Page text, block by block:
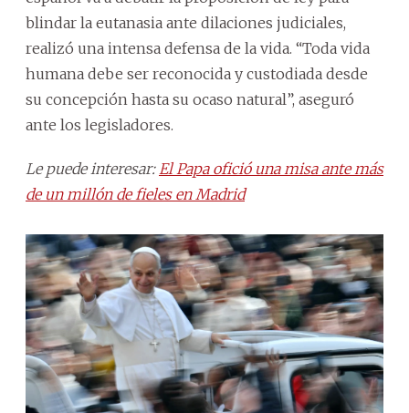
blindar la eutanasia ante dilaciones judiciales,
realizó una intensa defensa de la vida. “Toda vida
humana debe ser reconocida y custodiada desde
su concepción hasta su ocaso natural”, aseguró
ante los legisladores.
Le puede interesar:El Papa ofició una misa ante más
de un millón de fieles en Madrid